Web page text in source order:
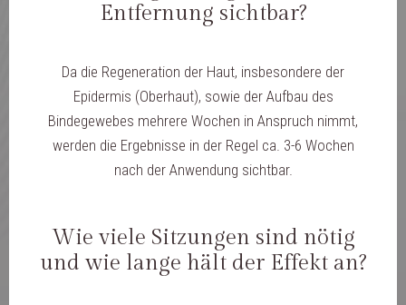
Entfernung sichtbar?
Da die Regeneration der Haut, insbesondere der
Epidermis (Oberhaut), sowie der Aufbau des
Bindegewebes mehrere Wochen in Anspruch nimmt,
werden die Ergebnisse in der Regel ca. 3-6 Wochen
nach der Anwendung sichtbar.
Wie viele Sitzungen sind nötig
und wie lange hält der Effekt an?